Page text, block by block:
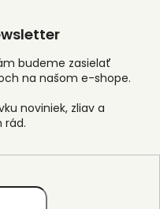
budeme zasielať
na našom e-shope.